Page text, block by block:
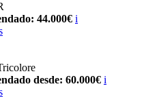
44.000€ i
desde: 60.000€ i